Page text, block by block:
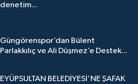
denetim...
Güngörenspor’dan Bülent
Parlakkılıç ve Ali Düşmez’e Destek...
EYÜPSULTAN BELEDİYESİ'NE ŞAFAK